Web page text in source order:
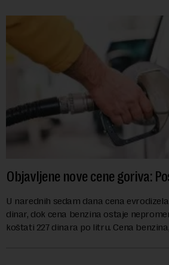
Objavljene nove cene goriva:
U narednih sedam dana cena
dinar, dok cena benzina ostaje
koštati 227 dinara po litru. Cena